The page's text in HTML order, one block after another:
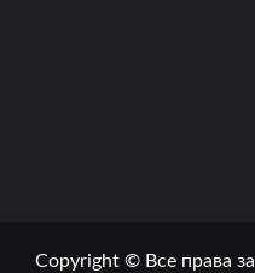
Copyright © Все права